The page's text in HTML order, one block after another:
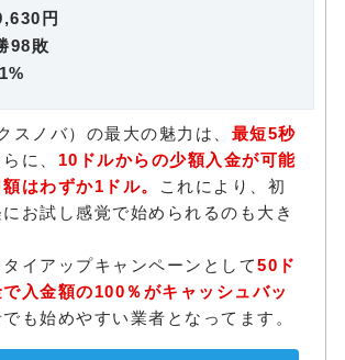
円
98敗
スノバ）の最大の魅力は、 最短5秒
らに、 10ドルからの少額入金が可能
はわずか1ドル。
これにより、初
お試し感覚で始められるのも大き
イアップキャンペーンとして50ド
入金額の100％がキャッシュバッ
も始めやすい業者となってます。